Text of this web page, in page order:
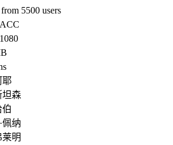
5500 users
森
纳
明